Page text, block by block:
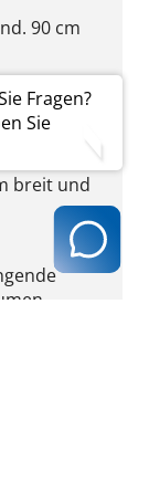
Fragen?
Sie
90 cm
mind.
breit und